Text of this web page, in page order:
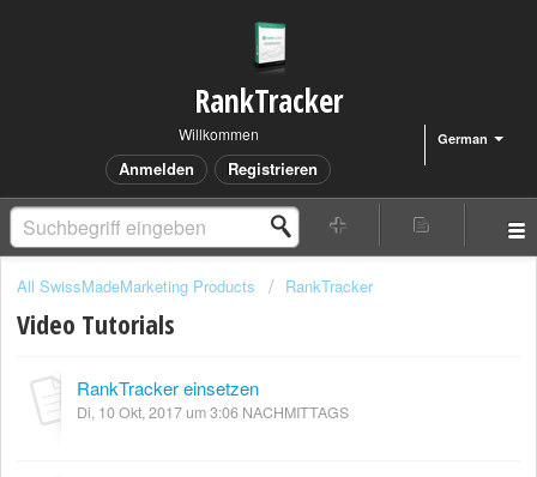
RankTracker
German
Willkommen
Anmelden Registrieren
All SwissMadeMarketing Products RankTracker
Video Tutorials
RankTracker einsetzen
Di, 10 Okt, 2017 um 3:06 NACHMITTAGS